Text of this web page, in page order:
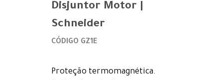
Disjuntor Motor |
Schneider
CÓDIGO GZ1E
Proteção termomagnética.